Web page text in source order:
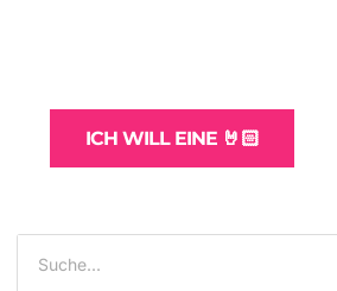
ICH WILL EINE 🤘🏻